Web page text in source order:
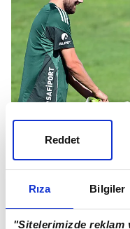
Rıza Bilgiler
"Sitelerimizde reklam
Reddet
2 yeni transfer de